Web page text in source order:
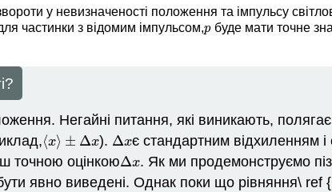
у невизначеності положення та імпульсу
частинки з відомим імпульсом,p
p буде мати точне
Негайні питання, які виникають,
⟨x⟩ ± Δx
⟨x⟩ ±Δ x ). Δx
Δx є стандартним відхиленням
точною оцінкоюΔx
Δx . Як ми продемонструємо
явно виведені. Однак поки що рівняння\ ref